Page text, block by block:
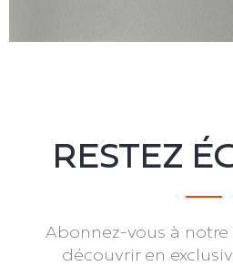
RESTEZ
Abonnez-vous à
découvrir en